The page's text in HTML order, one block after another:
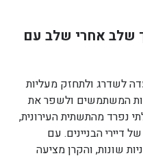
שלב אחרי שלב עם
לשדרג ולתחזק מעליות
המשתמשים ולשפר את
נפרד מהתשתית העירונית,
דיירי הבניינים. עם
שונות, והקרן מציעה